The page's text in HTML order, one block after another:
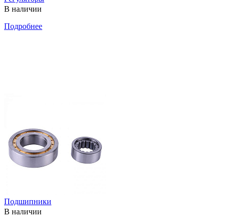
В наличии
Подробнее
Подшипники
В наличии